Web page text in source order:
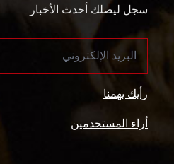
سجل ليصلك أحدث الأخبار
رأيك يهمنا
أراء المستخدمين